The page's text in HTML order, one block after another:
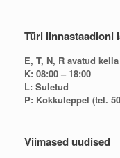
Türi linnastaadioni
E, T, N, R avatud
K: 08:00 – 18:00
L: Suletud
P: Kokkuleppel (tel.
Viimased uudised